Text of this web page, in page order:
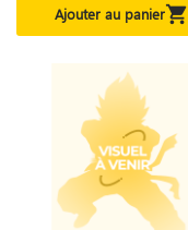
Ajouter au panier